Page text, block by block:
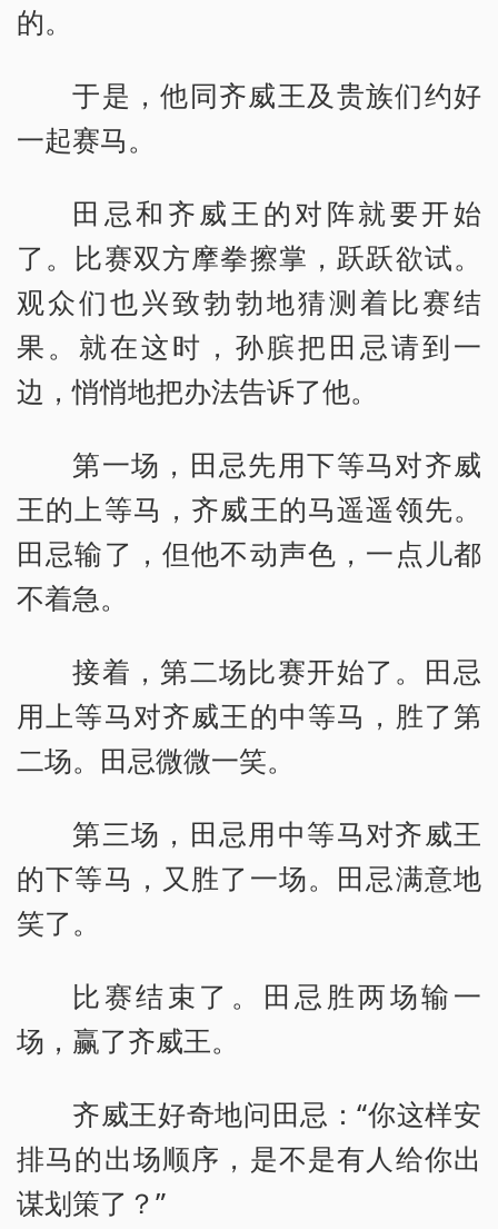
的。
于是，他同齐威王及贵族们约好
一起赛马。
田忌和齐威王的对阵就要开始
了。比赛双方摩拳擦掌，跃跃欲试。
观众们也兴致勃勃地猜测着比赛结
果。就在这时，孙膑把田忌请到一
边，悄悄地把办法告诉了他。
第一场，田忌先用下等马对齐威
王的上等马，齐威王的马遥遥领先。
田忌输了，但他不动声色，一点儿都
不着急。
接着，第二场比赛开始了。田忌
用上等马对齐威王的中等马，胜了第
二场。田忌微微一笑。
第三场，田忌用中等马对齐威王
的下等马，又胜了一场。田忌满意地
笑了。
比赛结束了。田忌胜两场输一
场，赢了齐威王。
齐威王好奇地问田忌：“你这样安
排马的出场顺序，是不是有人给你出
谋划策了？”